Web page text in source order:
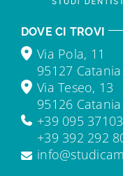
DOVE CI TROVI
Via Pola, 11
95127 Catania
Via Teseo, 13
95126 Catania
+39 095
+39 392 292